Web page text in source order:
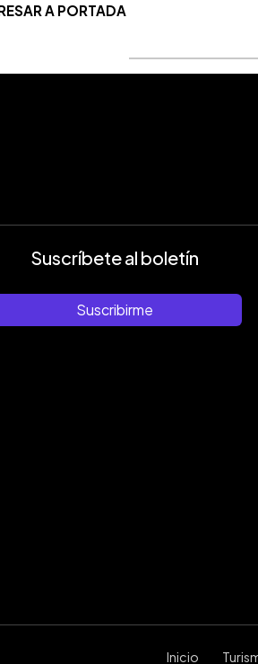
A PORTADA
Suscríbete al boletín
Suscribirme
Inicio